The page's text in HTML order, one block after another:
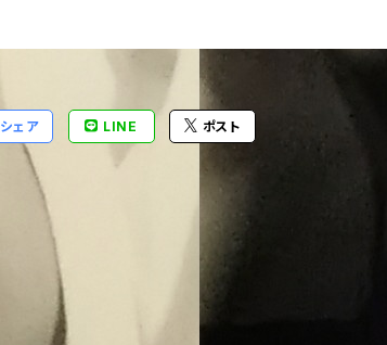
シェア LINE ポスト